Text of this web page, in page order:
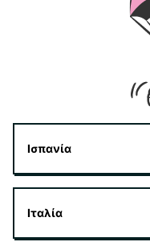
Ισπανία
Ιταλία